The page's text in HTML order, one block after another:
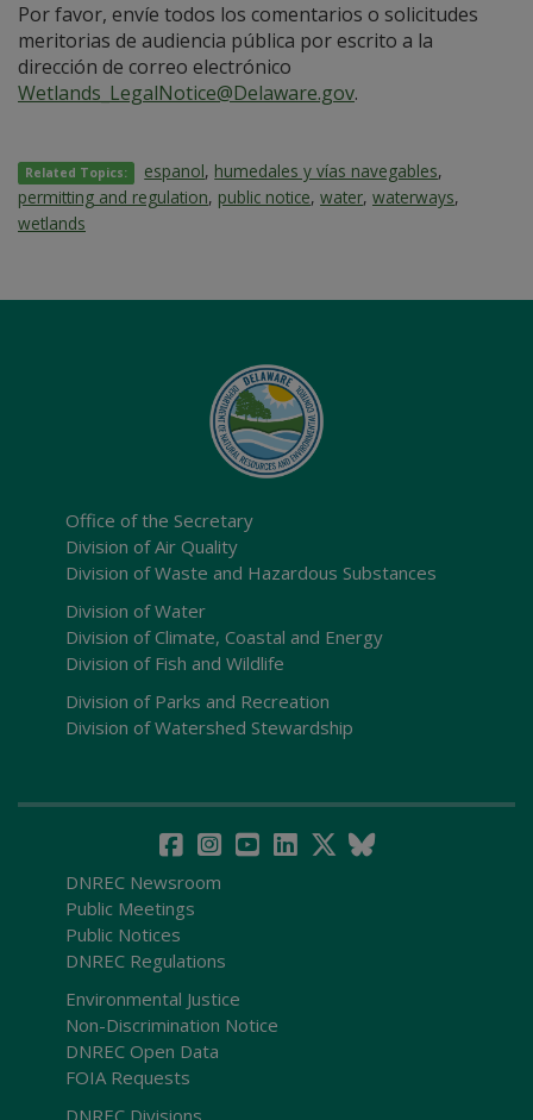
Por favor, envíe todos los comentarios o solicitudes
meritorias de audiencia pública por escrito a la
dirección de correo electrónico
Wetlands_LegalNotice@Delaware.gov.
Related Topics: espanol, humedales y vías navegables,
permitting and regulation, public notice, water, waterways,
wetlands
Office of the Secretary
Division of Air Quality
Division of Waste and Hazardous Substances
Division of Water
Division of Climate, Coastal and Energy
Division of Fish and Wildlife
Division of Parks and Recreation
Division of Watershed Stewardship
DNREC Newsroom
Public Meetings
Public Notices
DNREC Regulations
Environmental Justice
Non-Discrimination Notice
DNREC Open Data
FOIA Requests
DNREC Divisions